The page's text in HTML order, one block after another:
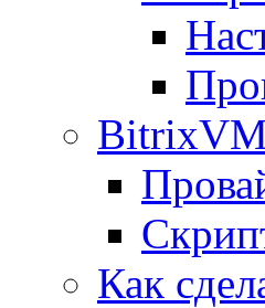
BitrixVM
Как